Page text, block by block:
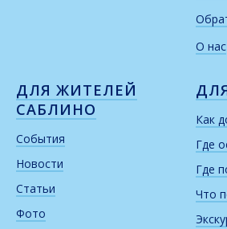
О нас
ДЛЯ ЖИТЕЛЕЙ
САБЛИНО
События
Новости
Статьи
Фото
Как
Где
Где
Что